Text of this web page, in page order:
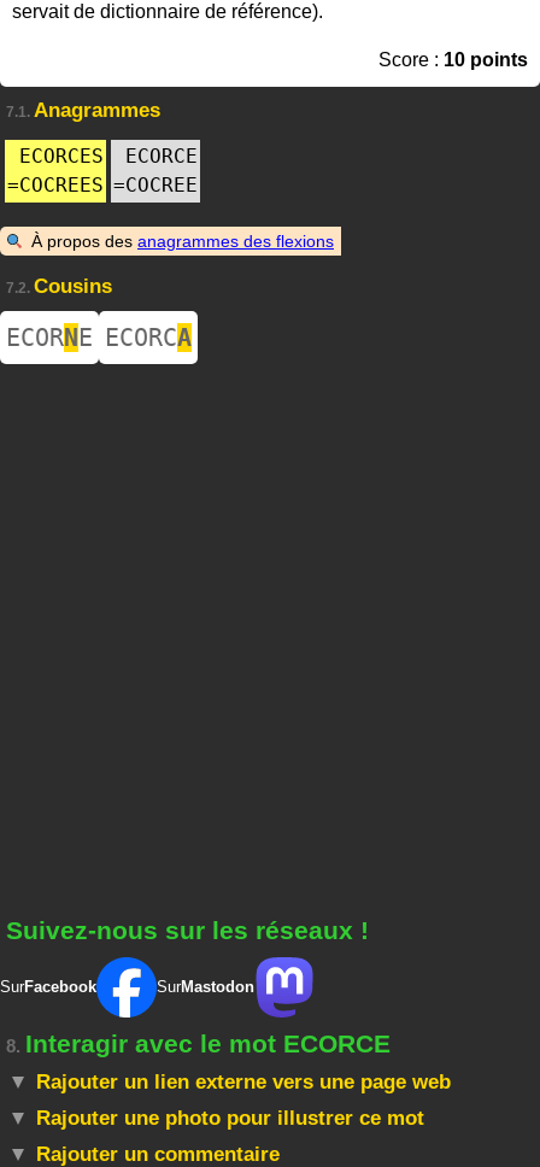
servait de dictionnaire de référence).
Score : 10 points
7.1. Anagrammes
ECORCES
=COCREES
ECORCE
=COCREE
À propos des anagrammes des flexions
7.2. Cousins
ECORNE ECORCA
Suivez-nous sur les réseaux !
SurFacebook SurMastodon
8. Interagir avec le mot ECORCE
Rajouter un lien externe vers une page web
Rajouter une photo pour illustrer ce mot
Rajouter un commentaire